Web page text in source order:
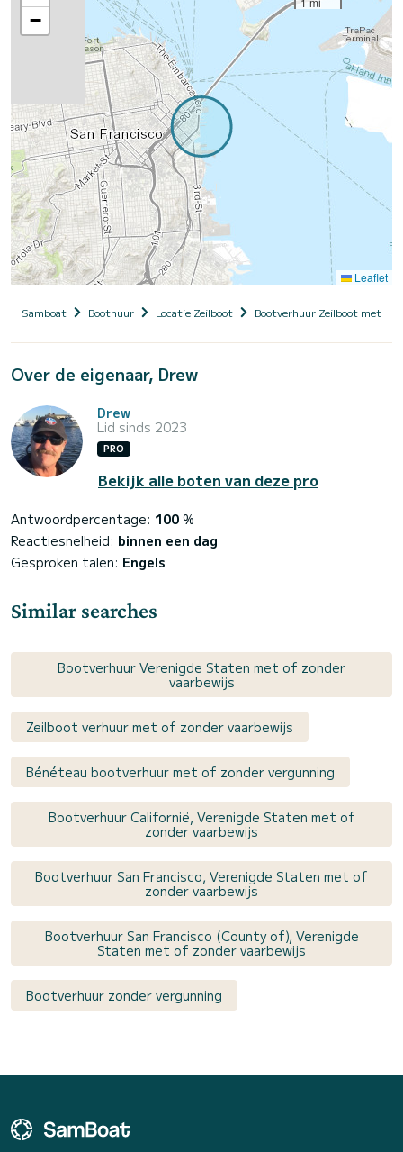
−
Leaflet
Samboat Boothuur Locatie Zeilboot Bootverhuur Zeilboot met
Over de eigenaar, Drew
Drew
Lid sinds 2023
PRO
Bekijk alle boten van deze pro
Antwoordpercentage: 100 %
Reactiesnelheid: binnen een dag
Gesproken talen: Engels
Similar searches
Bootverhuur Verenigde Staten met of zonder
vaarbewijs
Zeilboot verhuur met of zonder vaarbewijs
Bénéteau bootverhuur met of zonder vergunning
Bootverhuur Californië, Verenigde Staten met of
zonder vaarbewijs
Bootverhuur San Francisco, Verenigde Staten met of
zonder vaarbewijs
Bootverhuur San Francisco (County of), Verenigde
Staten met of zonder vaarbewijs
Bootverhuur zonder vergunning